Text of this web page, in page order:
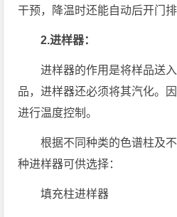
干预，降温时还能自动后开门排
2.进样器：
进样器的作用是将样品送
品，进样器还必须将其汽化。
进行温度控制。
根据不同种类的色谱柱及
种进样器可供选择：
填充柱进样器